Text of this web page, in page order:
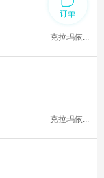
克拉玛依...
克拉玛依...